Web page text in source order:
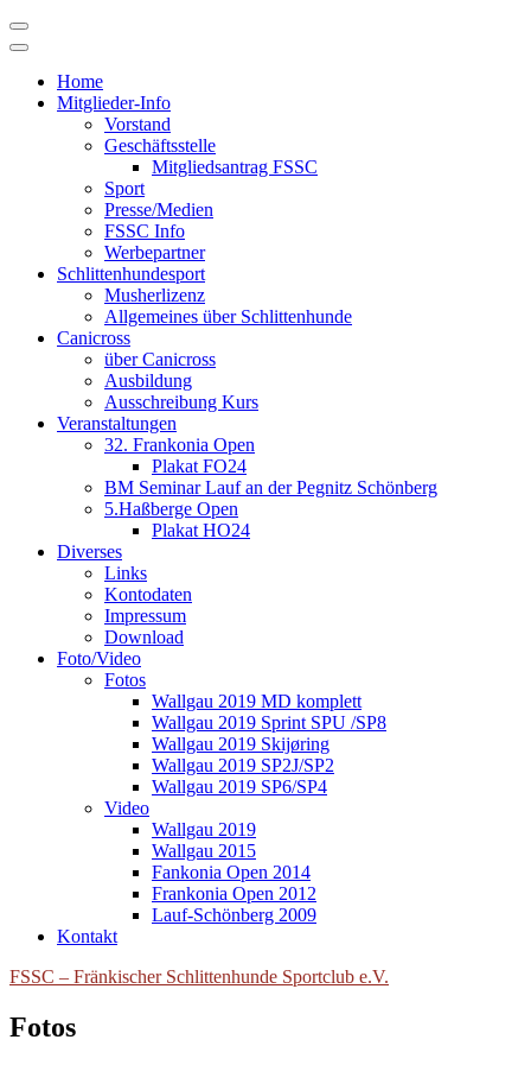
Skip
to
Home
Mitglieder-Info
Vorstand
Geschäftsstelle
Mitgliedsantrag FSSC
Sport
Presse/Medien
FSSC Info
Werbepartner
Schlittenhundesport
Musherlizenz
Allgemeines über Schlittenhunde
Canicross
über Canicross
Ausbildung
Ausschreibung Kurs
Veranstaltungen
32. Frankonia Open
Plakat FO24
BM Seminar Lauf an der Pegnitz Schönberg
5.Haßberge Open
Plakat HO24
Diverses
Links
Kontodaten
Impressum
Download
Foto/Video
Fotos
Wallgau 2019 MD komplett
Wallgau 2019 Sprint SPU /SP8
Wallgau 2019 Skijøring
Wallgau 2019 SP2J/SP2
Wallgau 2019 SP6/SP4
Video
Wallgau 2019
Wallgau 2015
Fankonia Open 2014
Frankonia Open 2012
Lauf-Schönberg 2009
Kontakt
FSSC – Fränkischer Schlittenhunde Sportclub e.V.
Fotos